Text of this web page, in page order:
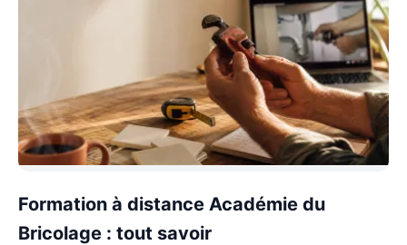
Formation à distance Académie du
Bricolage : tout savoir